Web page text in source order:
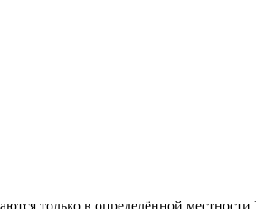
только в определённой